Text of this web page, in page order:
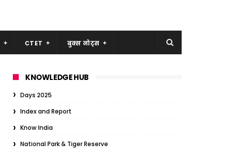
CTET बुक्स नोट्स
KNOWLEDGE HUB
Days 2025
Index and Report
Know India
National Park & Tiger Reserve